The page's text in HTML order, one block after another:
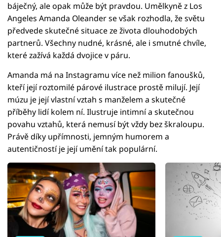
báječný, ale opak může být pravdou. Umělkyně z Los
Angeles Amanda Oleander se však rozhodla, že světu
předvede skutečné situace ze života dlouhodobých
partnerů. Všechny nudné, krásné, ale i smutné chvíle,
které zažívá každá dvojice v páru.
Amanda má na Instagramu více než milion fanoušků,
kteří její roztomilé párové ilustrace prostě milují. Její
múzu je její vlastní vztah s manželem a skutečné
příběhy lidí kolem ní. Ilustruje intimní a skutečnou
povahu vztahů, která nemusí být vždy bez škraloupu.
Právě díky upřímnosti, jemným humorem a
autentičností je její umění tak populární.